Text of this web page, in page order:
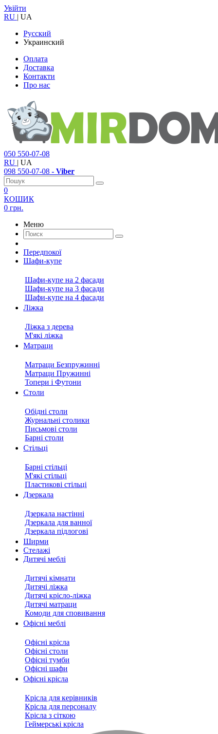
Увійти
RU | UA
Русский
Украинский
Оплата
Доставка
Контакти
Про нас
050 550-07-08
RU | UA
098 550-07-08 - Viber
0
КОШИК
0 грн.
Меню
Передпокої
Шафи-купе
Шафи-купе на 2 фасади
Шафи-купе на 3 фасади
Шафи-купе на 4 фасади
Ліжка
Ліжка з дерева
М'які ліжка
Матраци
Матраци Безпружинні
Матраци Пружинні
Топери і Футони
Столи
Обідні столи
Журнальні столики
Письмові столи
Барні столи
Стільці
Барні стільці
М'які стільці
Пластикові стільці
Дзеркала
Дзеркала настінні
Дзеркала для ванної
Дзеркала підлогові
Ширми
Стелажі
Дитячі меблі
Дитячі кімнати
Дитячі ліжка
Дитячі крісло-ліжка
Дитячі матраци
Комоди для сповивання
Офісні меблі
Офісні крісла
Офісні столи
Офісні тумби
Офісні шафи
Офісні крісла
Крісла для керівників
Крісла для персоналу
Крісла з сіткою
Геймерські крісла